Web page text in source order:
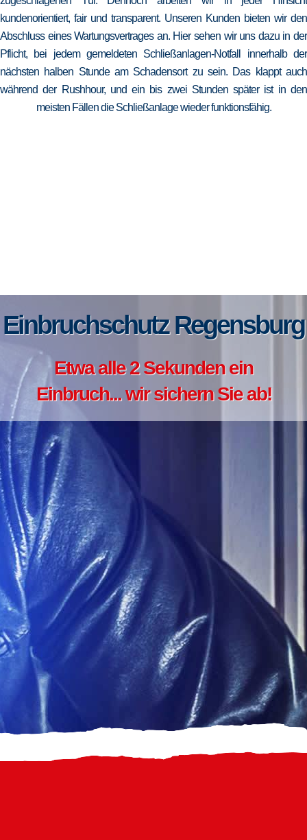
kundenorientiert, fair und transparent. Unseren Kunden bieten wir den
Abschluss eines Wartungsvertrages an. Hier sehen wir uns dazu in der
Pflicht, bei jedem gemeldeten Schließanlagen-Notfall innerhalb der
nächsten halben Stunde am Schadensort zu sein. Das klappt auch
während der Rushhour, und ein bis zwei Stunden später ist in den
meisten Fällen die Schließanlage wieder funktionsfähig.
Einbruchschutz Regensburg
Etwa alle 2 Sekunden ein
Einbruch... wir sichern Sie ab!